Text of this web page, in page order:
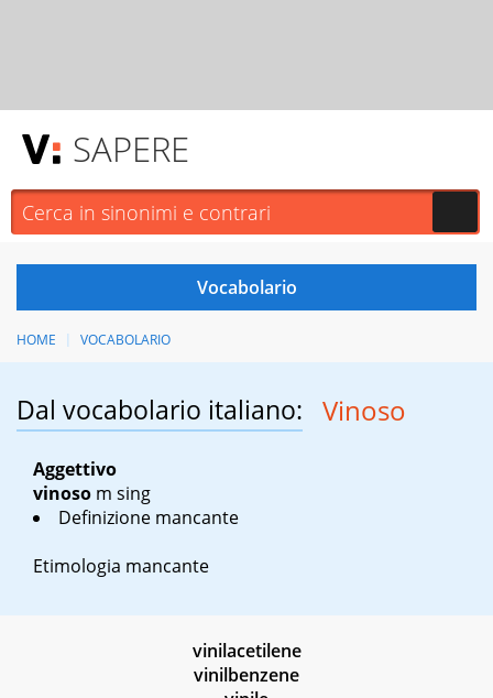
SAPERE
HOME VOCABOLARIO
Dal vocabolario italiano: Vinoso
Aggettivo
vinoso m sing
Definizione mancante
Etimologia mancante
vinilacetilene
vinilbenzene